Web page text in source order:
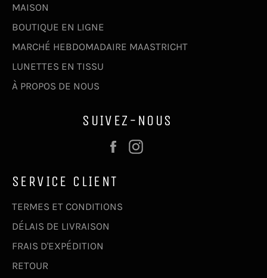
MAISON
BOUTIQUE EN LIGNE
MARCHÉ HEBDOMADAIRE MAASTRICHT
LUNETTES EN TISSU
À PROPOS DE NOUS
SUIVEZ-NOUS
Facebook
SERVICE CLIENT
TERMES ET CONDITIONS
DÉLAIS DE LIVRAISON
FRAIS D'EXPÉDITION
RETOUR